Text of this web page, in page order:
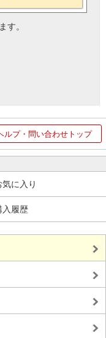
す。
ルプ・問い合わせトップ
気に入り
入履歴